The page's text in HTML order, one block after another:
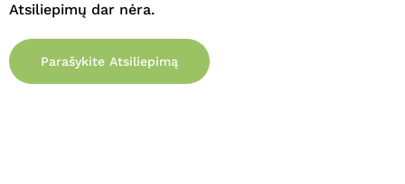
Atsiliepimų dar nėra.
Parašykite Atsiliepimą